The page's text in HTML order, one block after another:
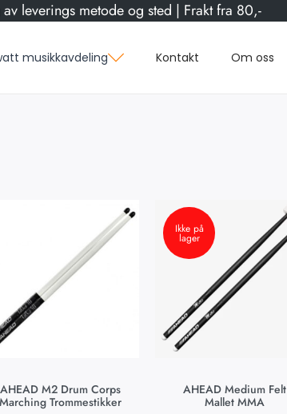
leverings metode og sted | Frakt fra 80,-
musikkavdeling Kontakt Om oss
AHEAD M2 Drum Corps
Marching Trommestikker
Ikke på
lager
AHEAD Medium Felt
Mallet MMA